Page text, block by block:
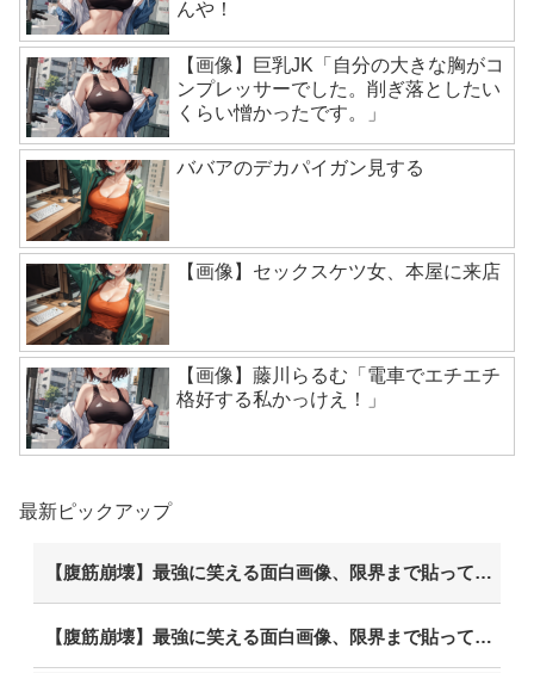
んや！
【画像】巨乳JK「自分の大きな胸がコ
ンプレッサーでした。削ぎ落としたい
くらい憎かったです。」
ババアのデカパイガン見する
【画像】セックスケツ女、本屋に来店
【画像】藤川らるむ「電車でエチエチ
格好する私かっけえ！」
最新ピックアップ
【腹筋崩壊】最強に笑える面白画像、限界まで貼っていけｗｗｗ
【腹筋崩壊】最強に笑える面白画像、限界まで貼っていけｗｗｗ